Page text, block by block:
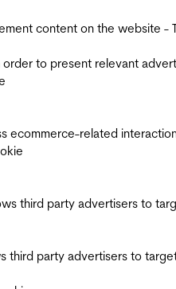
content on the website
to present relevant
ecommerce-related
third party advertisers to
third party advertisers to